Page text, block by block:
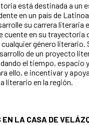
está destinada a un
en un país de
su carrera literaria
cuente en su trayectoria
género literario.
de un proyecto
el tiempo, espacio
ello, e incentivar y
literario en la región.
EN LA CASA DE